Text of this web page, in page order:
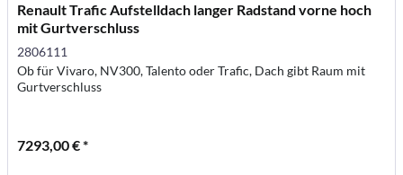
Renault Trafic Aufstelldach langer Radstand vorne hoch
mit Gurtverschluss
2806111
Ob für Vivaro, NV300, Talento oder Trafic, Dach gibt Raum mit
Gurtverschluss
7293,00 € *